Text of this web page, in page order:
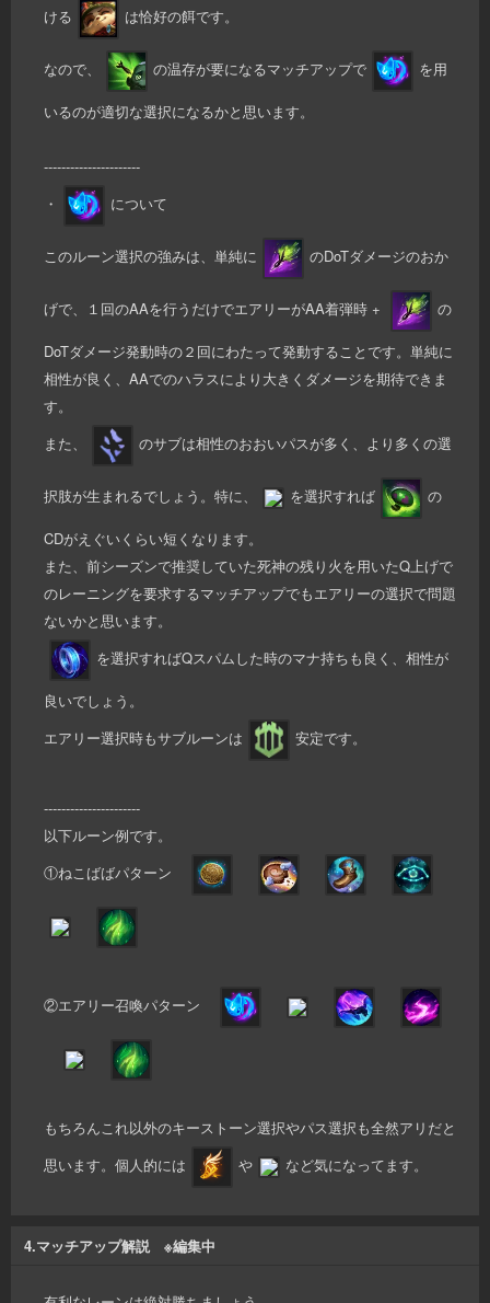
ける は恰好の餌です。
なので、 の温存が要になるマッチアップで を用
いるのが適切な選択になるかと思います。
----------------------
・
について
このルーン選択の強みは、単純に のDoTダメージのおか
げで、１回のAAを行うだけでエアリーがAA着弾時 + の
DoTダメージ発動時の２回にわたって発動することです。単純に
相性が良く、AAでのハラスにより大きくダメージを期待できま
す。
また、
のサブは相性のおおいパスが多く、より多くの選
択肢が生まれるでしょう。特に、 を選択すれば の
CDがえぐいくらい短くなります。
また、前シーズンで推奨していた死神の残り火を用いたQ上げで
のレーニングを要求するマッチアップでもエアリーの選択で問題
ないかと思います。
を選択すればQスパムした時のマナ持ちも良く、相性が
良いでしょう。
エアリー選択時もサブルーンは
安定です。
----------------------
以下ルーン例です。
①ねこばばパターン
②エアリー召喚パターン
もちろんこれ以外のキーストーン選択やパス選択も全然アリだと
思います。個人的には
や など気になってます。
4.マッチアップ解説 ※編集中